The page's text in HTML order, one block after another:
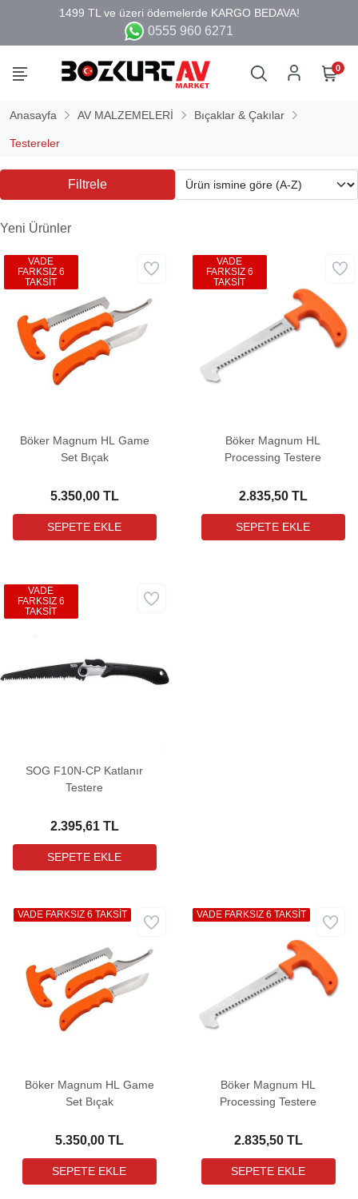
0555 960 6271
0
Anasayfa AV MALZEMELERİ Bıçaklar & Çakılar
Testereler
Filtrele
Yeni Ürünler
Böker Magnum HL Game
Set Bıçak
5.350,00 TL
VADE
FARKSIZ 6
TAKSİT
Böker Magnum HL
Processing Testere
2.835,50 TL
VADE
FARKSIZ 6
TAKSİT
SOG F10N-CP Katlanır
Testere
2.395,61 TL
VADE
FARKSIZ 6
TAKSİT
Böker Magnum HL Game
Set Bıçak
5.350,00 TL
VADE FARKSIZ 6 TAKSİT
Böker Magnum HL
Processing Testere
2.835,50 TL
VADE FARKSIZ 6 TAKSİT